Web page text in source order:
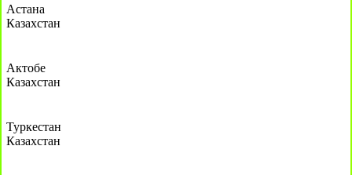
Астана
Казахстан
Актобе
Казахстан
Туркестан
Казахстан